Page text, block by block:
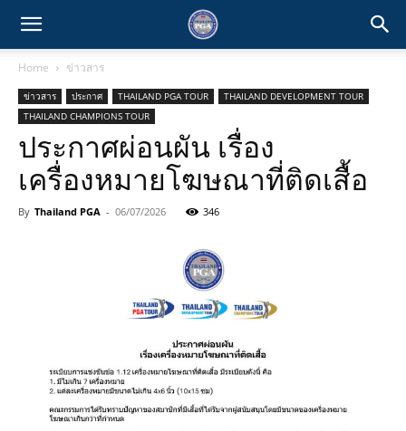
Home ข่าวสาร
ข่าวสาร ประกาศ THAILAND PGA TOUR
THAILAND DEVELOPMENT TOUR
THAILAND CHAMPIONS TOUR
ประกาศผ่อนผัน เรื่อง
เครื่องหมายโฆษณาที่ติดเสื้อ
By Thailand PGA - 06/07/2026 346